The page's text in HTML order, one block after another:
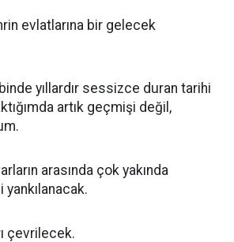
evlatlarına bir gelecek
yıllardır sessizce duran tarihi
artık geçmişi değil,
arasında çok yakında
çevrilecek.